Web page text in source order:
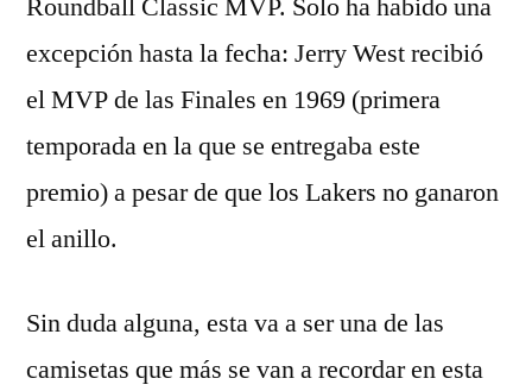
Roundball Classic MVP. Solo ha habido una
excepción hasta la fecha: Jerry West recibió
el MVP de las Finales en 1969 (primera
temporada en la que se entregaba este
premio) a pesar de que los Lakers no ganaron
el anillo.
Sin duda alguna, esta va a ser una de las
camisetas que más se van a recordar en esta